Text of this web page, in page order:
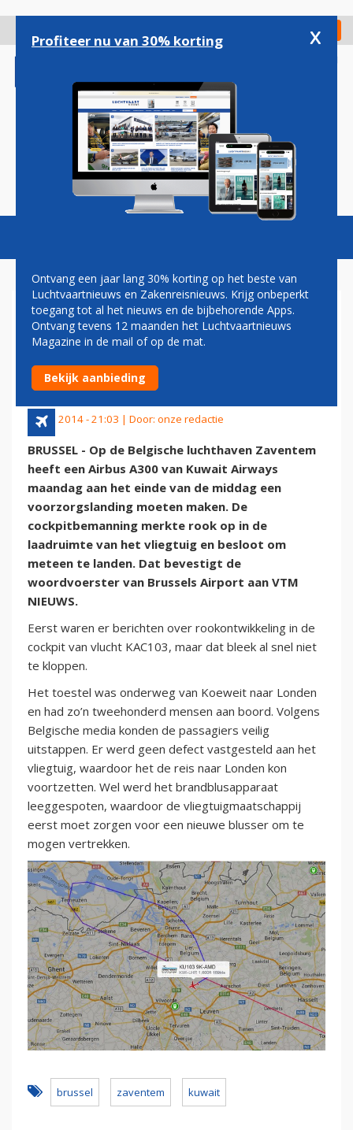
gaan
Check in
Magazine Podcasts Vacatures
VOORZORGSLANDING
KUWAIT AIRWAYS OP
BRUSSELS AIRPORT
29 juli 2014 - 21:03 | Door: onze redactie
BRUSSEL - Op de Belgische luchthaven Zaventem
heeft een Airbus A300 van Kuwait Airways
maandag aan het einde van de middag een
voorzorgslanding moeten maken. De
cockpitbemanning merkte rook op in de
laadruimte van het vliegtuig en besloot om
meteen te landen. Dat bevestigt de
woordvoerster van Brussels Airport aan VTM
NIEUWS.
Eerst waren er berichten over rookontwikkeling in de
cockpit van vlucht KAC103, maar dat bleek al snel niet
te kloppen.
Het toestel was onderweg van Koeweit naar Londen
en had zo’n tweehonderd mensen aan boord. Volgens
Belgische media konden de passagiers veilig
uitstappen. Er werd geen defect vastgesteld aan het
vliegtuig, waardoor het de reis naar Londen kon
voortzetten. Wel werd het brandblusapparaat
leeggespoten, waardoor de vliegtuigmaatschappij
eerst moet zorgen voor een nieuwe blusser om te
mogen vertrekken.
brussel zaventem kuwait
Profiteer nu van 30% korting x
Ontvang een jaar lang 30% korting op het beste van
Luchtvaartnieuws en Zakenreisnieuws. Krijg onbeperkt
toegang tot al het nieuws en de bijbehorende Apps.
Ontvang tevens 12 maanden het Luchtvaartnieuws
Magazine in de mail of op de mat.
Bekijk aanbieding